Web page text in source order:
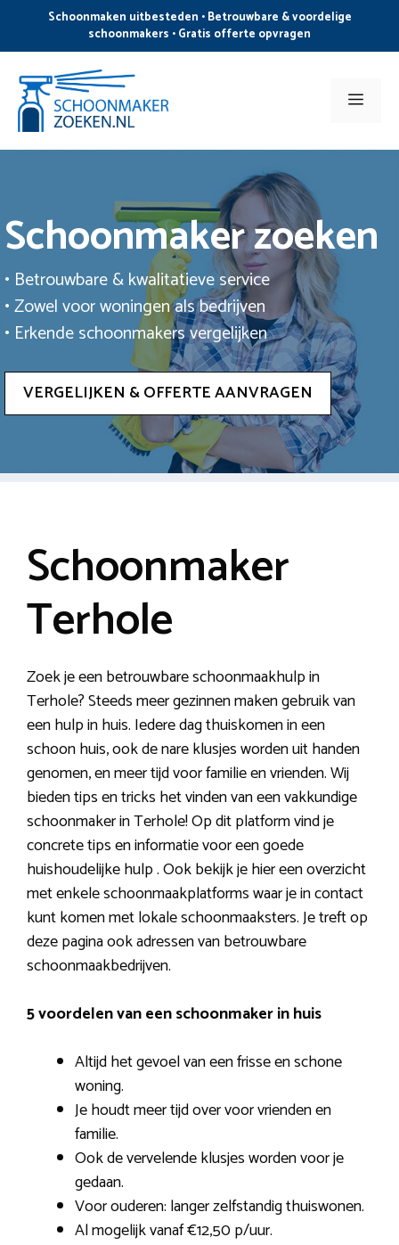
de
inhoud
Schoonmaken uitbesteden • Betrouwbare & voordelige
schoonmakers • Gratis offerte opvragen
Menu
Schoonmaker zoeken
• Betrouwbare & kwalitatieve service
• Zowel voor woningen als bedrijven
• Erkende schoonmakers vergelijken
VERGELIJKEN & OFFERTE AANVRAGEN
Schoonmaker
Terhole
Zoek je een betrouwbare schoonmaakhulp in
Terhole? Steeds meer gezinnen maken gebruik van
een hulp in huis. Iedere dag thuiskomen in een
schoon huis, ook de nare klusjes worden uit handen
genomen, en meer tijd voor familie en vrienden. Wij
bieden tips en tricks het vinden van een vakkundige
schoonmaker in Terhole! Op dit platform vind je
concrete tips en informatie voor een goede
huishoudelijke hulp . Ook bekijk je hier een overzicht
met enkele schoonmaakplatforms waar je in contact
kunt komen met lokale schoonmaaksters. Je treft op
deze pagina ook adressen van betrouwbare
schoonmaakbedrijven.
5 voordelen van een schoonmaker in huis
Altijd het gevoel van een frisse en schone
woning.
Je houdt meer tijd over voor vrienden en
familie.
Ook de vervelende klusjes worden voor je
gedaan.
Voor ouderen: langer zelfstandig thuiswonen.
Al mogelijk vanaf €12,50 p/uur.